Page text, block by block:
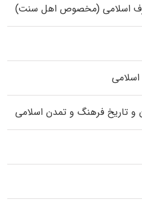
اسلامی (مخصوص اهل سنت)
و تاریخ فرهنگ و تمدن اسلامی